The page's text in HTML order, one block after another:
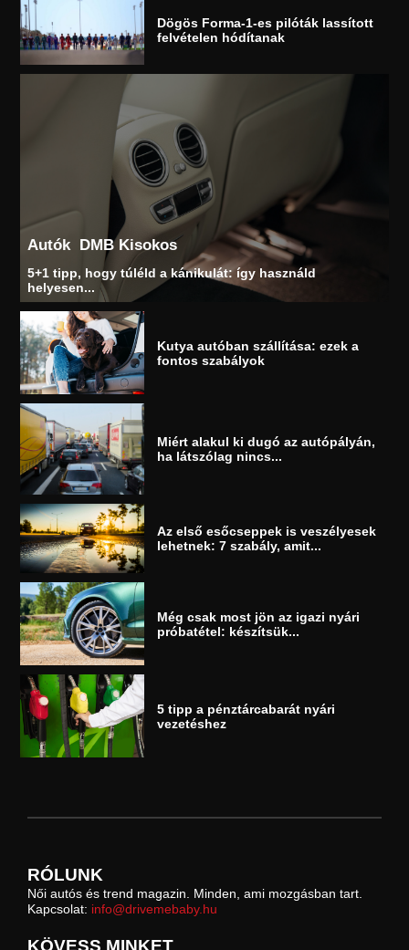
Dögös Forma-1-es pilóták lassított
felvételen hódítanak
Autók DMB Kisokos
5+1 tipp, hogy túléld a kánikulát: így használd
helyesen...
Kutya autóban szállítása: ezek a
fontos szabályok
Miért alakul ki dugó az autópályán,
ha látszólag nincs...
Az első esőcseppek is veszélyesek
lehetnek: 7 szabály, amit...
Még csak most jön az igazi nyári
próbatétel: készítsük...
5 tipp a pénztárcabarát nyári
vezetéshez
RÓLUNK
Női autós és trend magazin. Minden, ami mozgásban tart.
Kapcsolat: info@drivemebaby.hu
KÖVESS MINKET